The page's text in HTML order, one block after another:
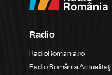
Radio
RadioRomania.ro
Radio România Actualitaţi